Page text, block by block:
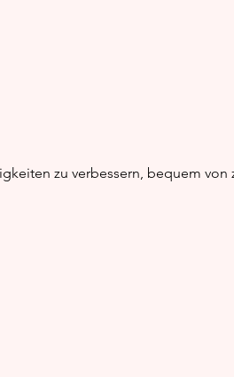
Malens
zu verbessern, bequem von